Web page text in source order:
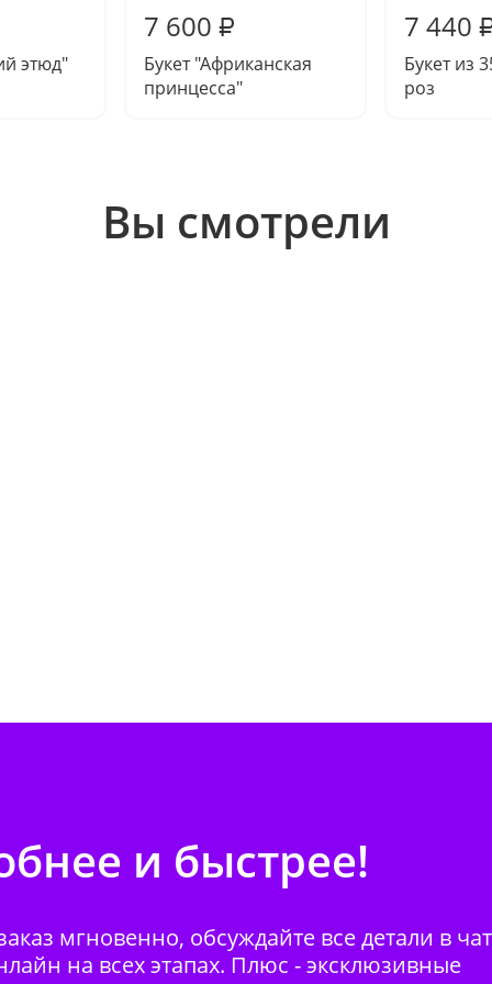
этюд"
7 600 ₽
Букет "Африканская
принцесса"
7 440
Букет из
роз
Вы смотрели
и быстрее!
мгновенно, обсуждайте все детали в
на всех этапах. Плюс - эксклюзивные